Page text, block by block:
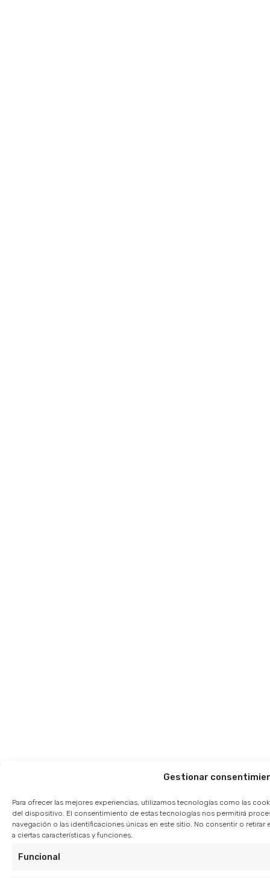
Gestionar
Para ofrecer las mejores experiencias, utilizamos tecnologías como las
del dispositivo. El consentimiento de estas tecnologías nos permitirá
navegación o las identificaciones únicas en este sitio. No consentir o
a ciertas características y funciones.
Funcional